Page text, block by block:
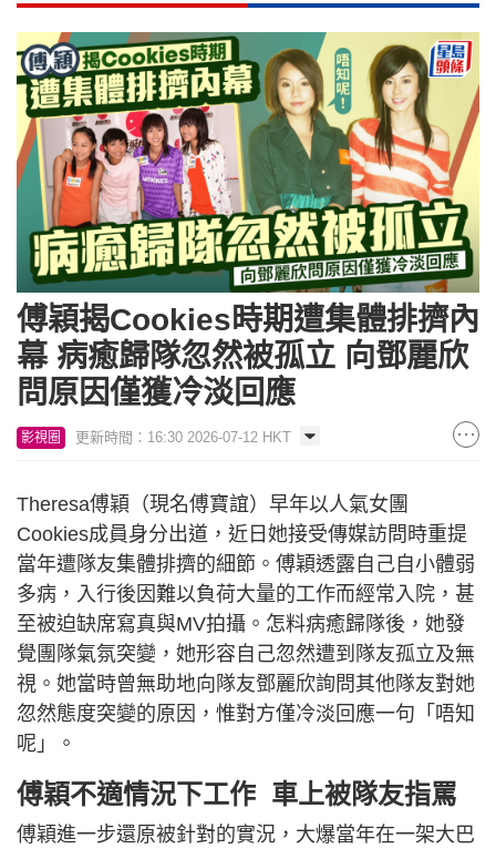
傅穎揭Cookies時期遭集體排擠內
幕 病癒歸隊忽然被孤立 向鄧麗欣
問原因僅獲冷淡回應
影視圈 更新時間：16:30 2026-07-12 HKT
Theresa傅穎（現名傅寶誼）早年以人氣女團
Cookies成員身分出道，近日她接受傳媒訪問時重提
當年遭隊友集體排擠的細節。傅穎透露自己自小體弱
多病，入行後因難以負荷大量的工作而經常入院，甚
至被迫缺席寫真與MV拍攝。怎料病癒歸隊後，她發
覺團隊氣氛突變，她形容自己忽然遭到隊友孤立及無
視。她當時曾無助地向隊友鄧麗欣詢問其他隊友對她
忽然態度突變的原因，惟對方僅冷淡回應一句「唔知
呢」。
傅穎不適情況下工作 車上被隊友指罵
傅穎進一步還原被針對的實況，大爆當年在一架大巴